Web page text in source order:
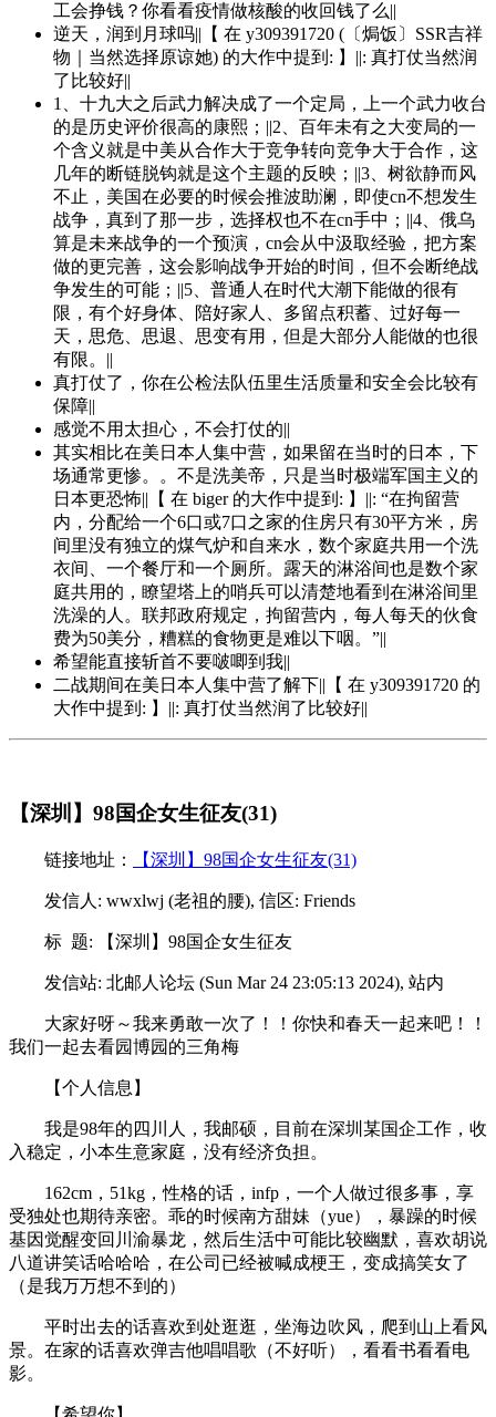
工会挣钱？你看看疫情做核酸的收回钱了么||
逆天，润到月球吗||【 在 y309391720 (〔焗饭〕SSR吉祥
物｜当然选择原谅她) 的大作中提到: 】||: 真打仗当然润
了比较好||
1、十九大之后武力解决成了一个定局，上一个武力收台
的是历史评价很高的康熙；||2、百年未有之大变局的一
个含义就是中美从合作大于竞争转向竞争大于合作，这
几年的断链脱钩就是这个主题的反映；||3、树欲静而风
不止，美国在必要的时候会推波助澜，即使cn不想发生
战争，真到了那一步，选择权也不在cn手中；||4、俄乌
算是未来战争的一个预演，cn会从中汲取经验，把方案
做的更完善，这会影响战争开始的时间，但不会断绝战
争发生的可能；||5、普通人在时代大潮下能做的很有
限，有个好身体、陪好家人、多留点积蓄、过好每一
天，思危、思退、思变有用，但是大部分人能做的也很
有限。||
真打仗了，你在公检法队伍里生活质量和安全会比较有
保障||
感觉不用太担心，不会打仗的||
其实相比在美日本人集中营，如果留在当时的日本，下
场通常更惨。。不是洗美帝，只是当时极端军国主义的
日本更恐怖||【 在 biger 的大作中提到: 】||: “在拘留营
内，分配给一个6口或7口之家的住房只有30平方米，房
间里没有独立的煤气炉和自来水，数个家庭共用一个洗
衣间、一个餐厅和一个厕所。露天的淋浴间也是数个家
庭共用的，瞭望塔上的哨兵可以清楚地看到在淋浴间里
洗澡的人。联邦政府规定，拘留营内，每人每天的伙食
费为50美分，糟糕的食物更是难以下咽。”||
希望能直接斩首不要啵唧到我||
二战期间在美日本人集中营了解下||【 在 y309391720 的
大作中提到: 】||: 真打仗当然润了比较好||
【深圳】98国企女生征友(31)
链接地址： 【深圳】98国企女生征友(31)
发信人: wwxlwj (老祖的腰), 信区: Friends
标 题: 【深圳】98国企女生征友
发信站: 北邮人论坛 (Sun Mar 24 23:05:13 2024), 站内
大家好呀～我来勇敢一次了！！你快和春天一起来吧！！
我们一起去看园博园的三角梅
【个人信息】
我是98年的四川人，我邮硕，目前在深圳某国企工作，收
入稳定，小本生意家庭，没有经济负担。
162cm，51kg，性格的话，infp，一个人做过很多事，享
受独处也期待亲密。乖的时候南方甜妹（yue），暴躁的时候
基因觉醒变回川渝暴龙，然后生活中可能比较幽默，喜欢胡说
八道讲笑话哈哈哈，在公司已经被喊成梗王，变成搞笑女了
（是我万万想不到的）
平时出去的话喜欢到处逛逛，坐海边吹风，爬到山上看风
景。在家的话喜欢弹吉他唱唱歌（不好听），看看书看看电
影。